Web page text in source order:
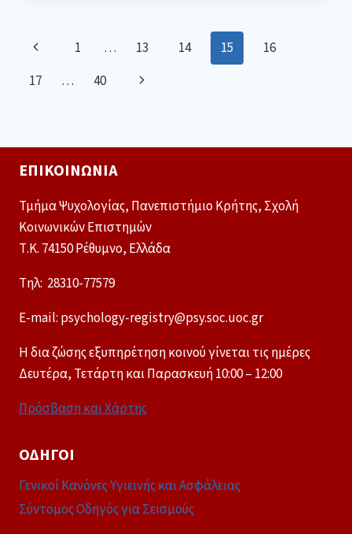
1 … 13 14 15
16
17
… 40
ΕΠΙΚΟΙΝΩΝΊΑ
Τμήμα Ψυχολογίας, Πανεπιστήμιο Κρήτης, Σχολή
Κοινωνικών Επιστημών
Τ.Κ. 74150 Ρέθυμνο, Ελλάδα
Tηλ: 28310-77579
E-mail: psychology-registry@psy.soc.uoc.gr
Η δια ζώσης εξυπηρέτηση κοινού γίνεται τις ημέρες
Δευτέρα, Τετάρτη και Παρασκευή 10:00 – 12:00
Πρόσβαση και Χάρτης
ΟΔΗΓΟΊ
Γενικοί Κανόνες Υγιεινής και Ασφάλειας
Σύντομος Οδηγός για Σεισμούς